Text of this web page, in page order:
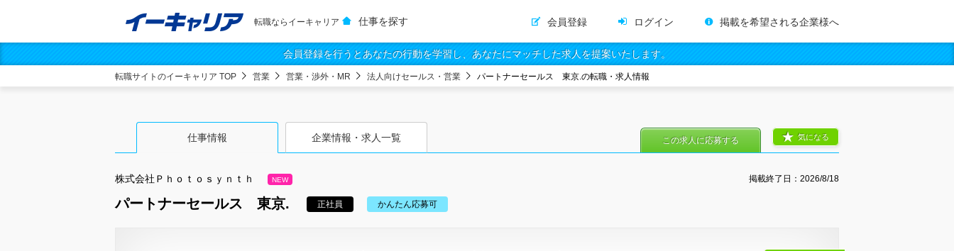
転職ならイーキャリア 仕事を探す 会員登録 ログイン 掲載を希望される企業様へ
会員登録を行うとあなたの行動を学習し、あなたにマッチした求人を提案いたします。
転職サイトのイーキャリア TOP 営業 営業・渉外・MR 法人向けセールス・営業 パートナーセールス 東京.の転職・求人情報
仕事情報 企業情報・求人一覧
株式会社Ｐｈｏｔｏｓｙｎｔｈ NEW 掲載終了日： 2026/8/18
パートナーセールス 東京. 正社員 かんたん応募可
気になる
この求人に応募する